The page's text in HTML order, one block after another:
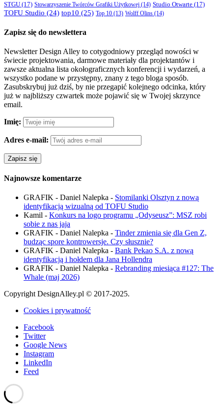
STGU (17) Stowarzyszenie Twórców Grafiki Użytkowej (14) Studio Otwarte (17)
TOFU Studio (24) top10 (25) Top 10 (13) Wolff Olins (14)
Zapisz się do newslettera
Newsletter Design Alley to cotygodniowy przegląd nowości w
świecie projektowania, darmowe materiały dla projektantów i
zawsze aktualna lista okołograficznych konferencji i wydarzeń, a
wszystko podane w przystępny, znany z tego bloga sposób.
Zasubskrybuj już dziś, by nie przegapić kolejnego odcinka, który
już w najbliższy czwartek może pojawić się w Twojej skrzynce
email.
Imię:
Adres e-mail:
Najnowsze komentarze
GRAFIK - Daniel Nalepka - Stomilanki Olsztyn z nową
identyfikacją wizualną od TOFU Studio
Kamil - Konkurs na logo programu „Odyseusz”: MSZ robi
sobie z nas jaja
GRAFIK - Daniel Nalepka - Tinder zmienia się dla Gen Z,
budząc spore kontrowersje. Czy słusznie?
GRAFIK - Daniel Nalepka - Bank Pekao S.A. z nową
identyfikacją i hołdem dla Jana Hollendra
GRAFIK - Daniel Nalepka - Rebranding miesiąca #127: The
Whale (maj 2026)
Copyright DesignAlley.pl © 2017-2025.
Cookies i prywatność
Facebook
Twitter
Google News
Instagram
LinkedIn
Feed